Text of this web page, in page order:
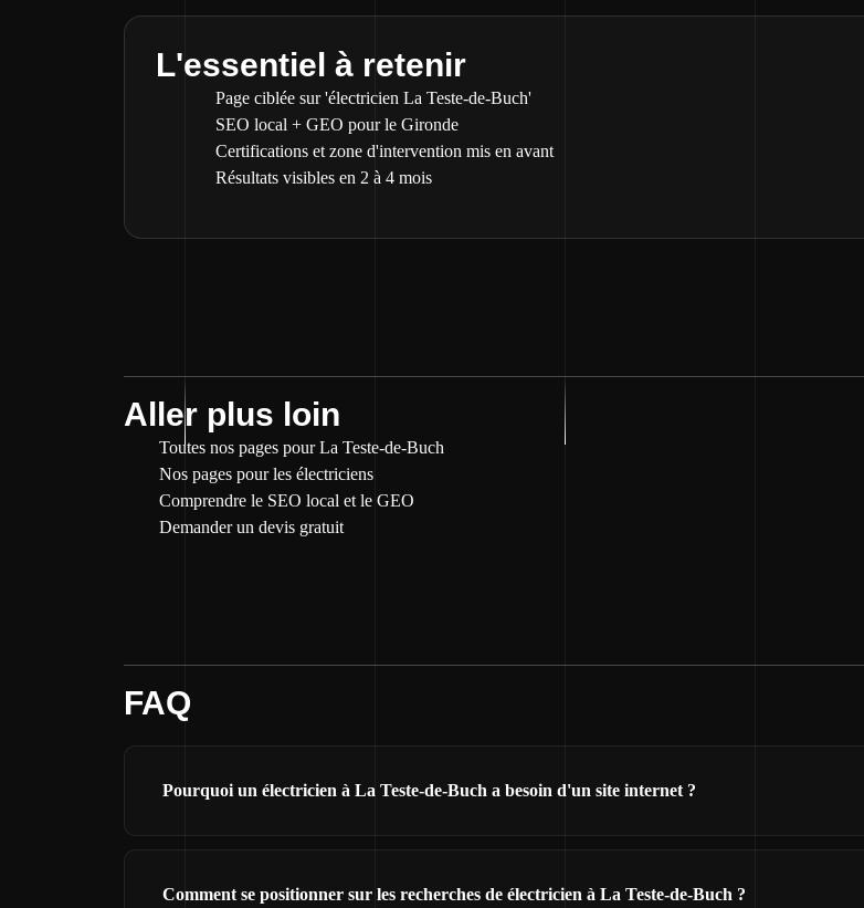
L'essentiel à retenir
Page ciblée sur 'électricien La Teste-de-Buch'
SEO local + GEO pour le Gironde
Certifications et zone d'intervention mis en avant
Résultats visibles en 2 à 4 mois
Aller plus loin
Toutes nos pages pour La Teste-de-Buch
Nos pages pour les électriciens
Comprendre le SEO local et le GEO
Demander un devis gratuit
FAQ
Pourquoi un électricien à La Teste-de-Buch a besoin d'un site internet ?
Comment se positionner sur les recherches de électricien à La Teste-de-Buch ?